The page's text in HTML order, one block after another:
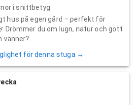
i snittbetyg
hus på egen gård – perfekt för
Drömmer du om lugn, natur och gott
för denna stuga →